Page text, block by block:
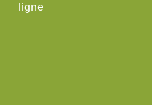
ligne